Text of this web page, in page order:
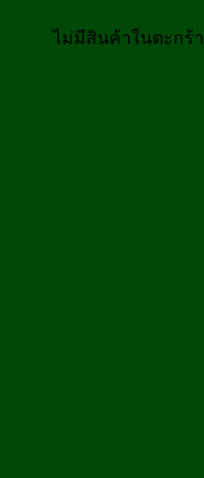
ไม่มีสินค้าในตะกร้า